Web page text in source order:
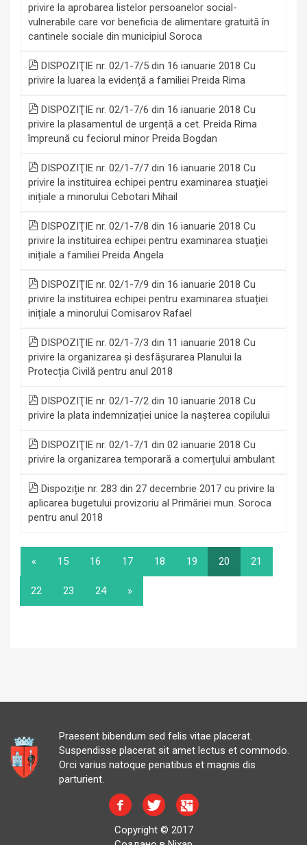
privire la aprobarea listelor persoanelor social-
vulnerabile care vor beneficia de alimentare gratuită în
cantinele sociale din municipiul Soroca
DISPOZIŢIE nr. 02/1-7/5 din 16 ianuarie 2018 Cu
privire la luarea la evidență a familiei Preida Rima
DISPOZIŢIE nr. 02/1-7/6 din 16 ianuarie 2018 Cu
privire la plasamentul de urgență a cet. Preida Rima
împreună cu feciorul minor Preida Bogdan
DISPOZIŢIE nr. 02/1-7/7 din 16 ianuarie 2018 Cu
privire la instituirea echipei pentru examinarea stuației
inițiale a minorului Cebotari Mihail
DISPOZIŢIE nr. 02/1-7/8 din 16 ianuarie 2018 Cu
privire la instituirea echipei pentru examinarea stuației
inițiale a familiei Preida Angela
DISPOZIŢIE nr. 02/1-7/9 din 16 ianuarie 2018 Cu
privire la instituirea echipei pentru examinarea stuației
inițiale a minorului Comisarov Rafael
DISPOZIŢIE nr. 02/1-7/3 din 11 ianuarie 2018 Cu
privire la organizarea și desfășurarea Planului la
Protecția Civilă pentru anul 2018
DISPOZIŢIE nr. 02/1-7/2 din 10 ianuarie 2018 Cu
privire la plata indemnizației unice la nașterea copilului
DISPOZIŢIE nr. 02/1-7/1 din 02 ianuarie 2018 Cu
privire la organizarea temporară a comerțului ambulant
Dispoziție nr. 283 din 27 decembrie 2017 cu privire la
aplicarea bugetului provizoriu al Primăriei mun. Soroca
pentru anul 2018
« 15 16 17 18 19 20 21
22 23 24 »
Praesent bibendum sed felis vitae placerat.
Suspendisse placerat sit amet lectus et commodo.
Orci varius natoque penatibus et magnis dis
parturient.
Copyright © 2017